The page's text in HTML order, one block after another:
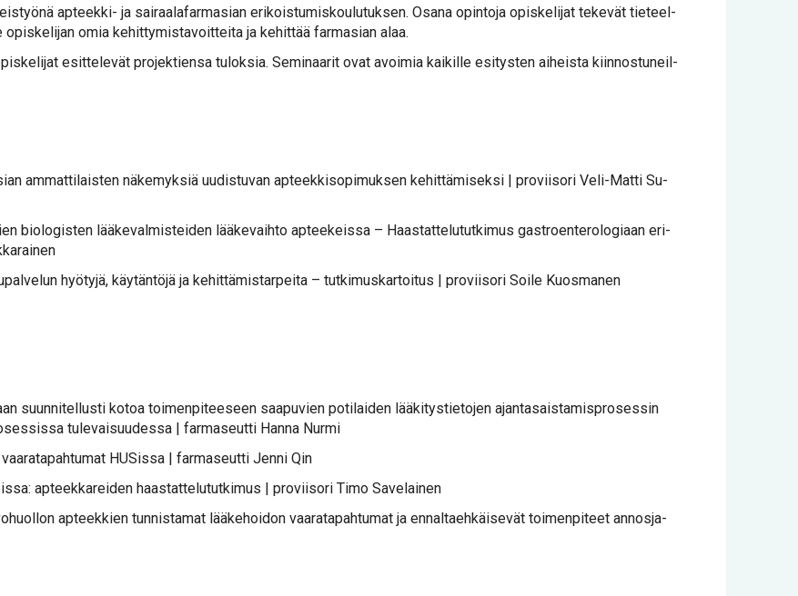
ap­teek­ki- ja sai­raa­la­far­m­asian eri­kois­tu­mis­kou­lu­tuk­sen. Osa­na opin­to­ja opis­ke­li­jat te­ke­vät tie­teel­
omia ke­hit­ty­mis­ta­voit­tei­ta ja ke­hit­tää far­m­asian alaa.
esit­te­le­vät pro­jek­tien­sa tu­lok­sia. Se­mi­naa­rit ovat avoi­mia kai­kil­le esi­tys­ten ai­heis­ta kiin­nos­tu­neil­
am­mat­ti­lais­ten nä­ke­myk­siä uu­dis­tu­van ap­teek­ki­so­pi­muk­sen ke­hit­tä­mi­sek­si | pro­vii­so­ri Ve­li-Mat­ti Su­
bio­lo­gis­ten lää­ke­val­mis­tei­den lää­ke­vaih­to ap­tee­keis­sa – Haas­tat­te­lu­tut­ki­mus ga­stroen­te­ro­lo­gi­aan eri­
hyö­ty­jä, käy­tän­tö­jä ja ke­hit­tä­mis­tar­pei­ta – tut­ki­mus­kar­toi­tus | pro­vii­so­ri Soi­le Kuos­ma­nen
suun­ni­tel­lus­ti ko­toa toi­men­pi­tee­seen saa­pu­vien po­ti­lai­den lää­ki­tys­tie­to­jen ajan­ta­sais­ta­mis­pro­ses­sin
tu­le­vai­suu­des­sa | far­ma­seut­ti Han­na Nur­mi
HUSis­sa | far­ma­seut­ti Jen­ni Qin
ap­teek­ka­rei­den haas­tat­te­lu­tut­ki­mus | pro­vii­so­ri Ti­mo Sa­ve­lai­nen
ap­teek­kien tun­nis­ta­mat lää­ke­hoi­don vaa­ra­ta­pah­tu­mat ja en­nal­taeh­käi­se­vät toi­men­pi­teet an­nos­ja­